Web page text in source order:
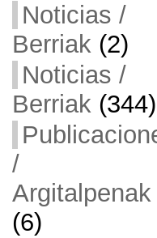
Noticias /
Berriak(2)
Noticias /
Berriak(344)
/
Argitalpenak
(6)